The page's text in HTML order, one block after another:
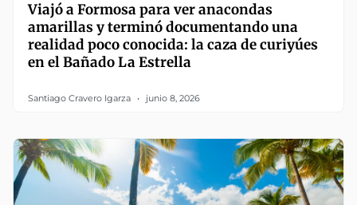
Viajó a Formosa para ver anacondas
amarillas y terminó documentando una
realidad poco conocida: la caza de curiyúes
en el Bañado La Estrella
Santiago Cravero Igarza junio 8, 2026